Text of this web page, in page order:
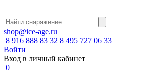
shop@ice-age.ru
8 916 888 83 32 8 495 727 06 33
Войти
Вход в личный кабинет
0